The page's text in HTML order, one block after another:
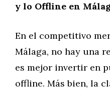
y lo Offline en
En el competitivo
Málaga, no hay una
es mejor invertir en
offline. Más bien, la